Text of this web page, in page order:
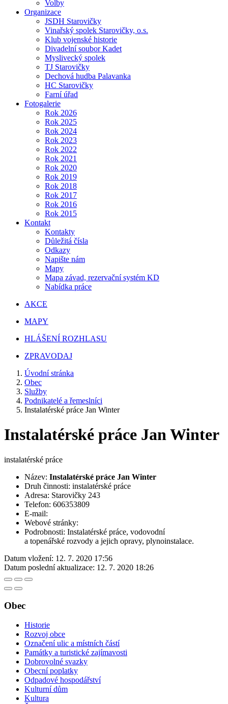
Volby
Organizace
JSDH Starovičky
Vinařský spolek Starovičky, o.s.
Klub vojenské historie
Divadelní soubor Kadet
Myslivecký spolek
TJ Starovičky
Dechová hudba Palavanka
HC Starovičky
Farní úřad
Fotogalerie
Rok 2026
Rok 2025
Rok 2024
Rok 2023
Rok 2022
Rok 2021
Rok 2020
Rok 2019
Rok 2018
Rok 2017
Rok 2016
Rok 2015
Kontakt
Kontakty
Důležitá čísla
Odkazy
Napište nám
Mapy
Mapa závad, rezervační systém KD
Nabídka práce
AKCE
MAPY
HLÁŠENÍ ROZHLASU
ZPRAVODAJ
Úvodní stránka
Obec
Služby
Podnikatelé a řemeslníci
Instalatérské práce Jan Winter
Instalatérské práce Jan Winter
instalatérské práce
Název: Instalatérské práce Jan Winter
Druh činnosti: instalatérské práce
Adresa: Starovičky 243
Telefon: 606353809
E-mail:
Webové stránky:
Podrobnosti: Instalatérské práce, vodovodní
a topenářské rozvody a jejich opravy, plynoinstalace.
Datum vložení: 12. 7. 2020 17:56
Datum poslední aktualizace: 12. 7. 2020 18:26
Obec
Historie
Rozvoj obce
Označení ulic a místních částí
Památky a turistické zajímavosti
Dobrovolné svazky
Obecní poplatky
Odpadové hospodářství
Kulturní dům
Kultura